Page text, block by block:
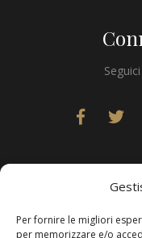
Per fornire le migliori
per memorizzare e/o